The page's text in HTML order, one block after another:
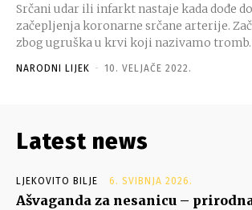
Srčani udar ili infarkt nastaje kada dođe
začepljenja koronarne srčane arterije.
zbog ugruška u krvi koji nazivamo tromb.
NARODNI LIJEK - 10. VELJAČE 2022.
Latest news
LJEKOVITO BILJE 6. SVIBNJA 2026.
Ašvaganda za nesanicu –